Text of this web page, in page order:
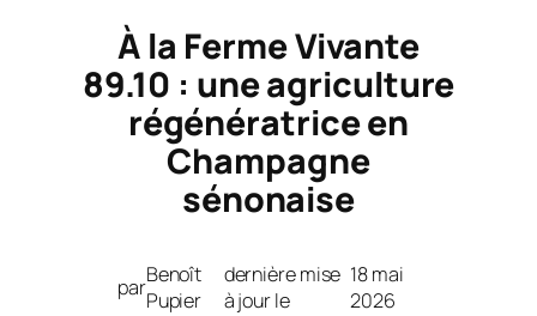
À la Ferme Vivante
89.10 : une agriculture
régénératrice en
Champagne
sénonaise
parBenoît
Pupier
dernière mise
à jour le
18 mai
2026